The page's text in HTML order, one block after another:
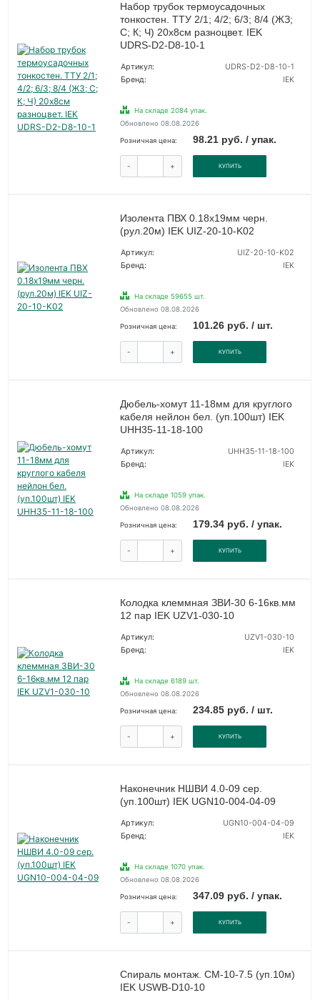
Набор трубок термоусадочных
тонкостен. ТТУ 2/1; 4/2; 6/3; 8/4 (ЖЗ;
С; К; Ч) 20х8см разноцвет. IEK
UDRS-D2-D8-10-1
Артикул:
UDRS-D2-D8-10-1
Бренд:
IEK
На складе 2084 упак.
Обновлено 08.08.2026
Розничная цена: 98.21 руб. / упак.
- + КУПИТЬ
Изолента ПВХ 0.18х19мм черн.
(рул.20м) IEK UIZ-20-10-K02
Артикул:
UIZ-20-10-K02
Бренд:
IEK
На складе 59655 шт.
Обновлено 08.08.2026
Розничная цена: 101.26 руб. / шт.
- + КУПИТЬ
Дюбель-хомут 11-18мм для круглого
кабеля нейлон бел. (уп.100шт) IEK
UHH35-11-18-100
Артикул:
UHH35-11-18-100
Бренд:
IEK
На складе 1059 упак.
Обновлено 08.08.2026
Розничная цена: 179.34 руб. / упак.
- + КУПИТЬ
Колодка клеммная ЗВИ-30 6-16кв.мм
12 пар IEK UZV1-030-10
Артикул:
UZV1-030-10
Бренд:
IEK
На складе 6189 шт.
Обновлено 08.08.2026
Розничная цена: 234.85 руб. / шт.
- + КУПИТЬ
Наконечник НШВИ 4.0-09 сер.
(уп.100шт) IEK UGN10-004-04-09
Артикул:
UGN10-004-04-09
Бренд:
IEK
На складе 1070 упак.
Обновлено 08.08.2026
Розничная цена: 347.09 руб. / упак.
- + КУПИТЬ
Спираль монтаж. СМ-10-7.5 (уп.10м)
IEK USWB-D10-10